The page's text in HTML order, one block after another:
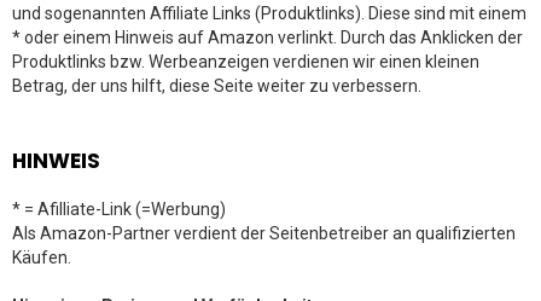
und sogenannten Affiliate Links (Produktlinks). Diese sind mit einem
* oder einem Hinweis auf Amazon verlinkt. Durch das Anklicken der
Produktlinks bzw. Werbeanzeigen verdienen wir einen kleinen
Betrag, der uns hilft, diese Seite weiter zu verbessern.
HINWEIS
* = Afilliate-Link (=Werbung)
Als Amazon-Partner verdient der Seitenbetreiber an qualifizierten
Käufen.